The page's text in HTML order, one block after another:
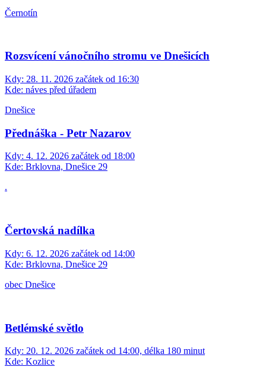
Černotín
Rozsvícení vánočního stromu ve Dnešicích
Kdy: 28. 11. 2026 začátek od 16:30
Kde: náves před úřadem
Dnešice
Přednáška - Petr Nazarov
Kdy: 4. 12. 2026 začátek od 18:00
Kde: Brklovna, Dnešice 29
.
Čertovská nadílka
Kdy: 6. 12. 2026 začátek od 14:00
Kde: Brklovna, Dnešice 29
obec Dnešice
Betlémské světlo
Kdy: 20. 12. 2026 začátek od 14:00, délka 180 minut
Kde: Kozlice